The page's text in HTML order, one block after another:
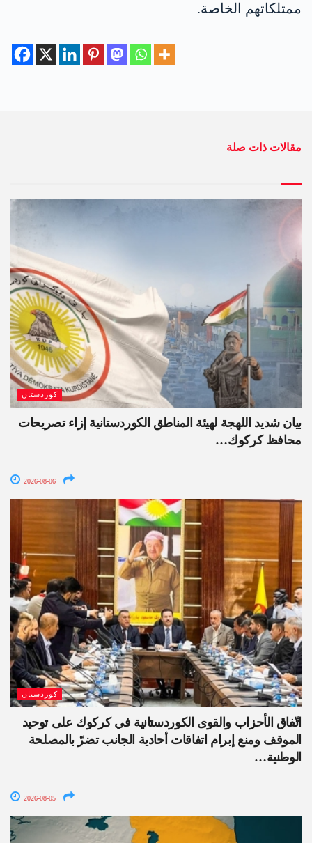
ممتلكاتهم الخاصة.
مقالات ذات صلة
كوردستان
بيان شديد اللهجة لهيئة المناطق الكوردستانية إزاء تصريحات
محافظ كركوك…
2026-08-06
كوردستان
اتّفاق الأحزاب والقوى الكوردستانية في كركوك على توحيد
الموقف ومنع إبرام اتفاقات أحادية الجانب تضرّ بالمصلحة
الوطنية…
2026-08-05